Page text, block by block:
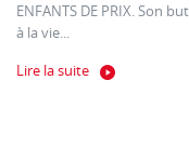
ENFANTS DE PRIX. Son
à la vie...
Lire la suite